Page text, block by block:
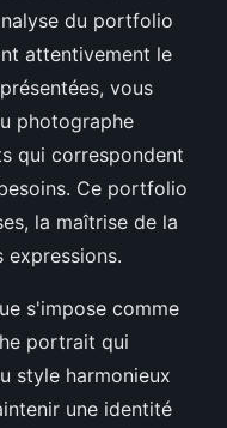
du portfolio
attentivement le
vous
photographe
qui correspondent
Ce portfolio
la maîtrise de la
expressions.
s'impose comme
portrait qui
style harmonieux
une identité